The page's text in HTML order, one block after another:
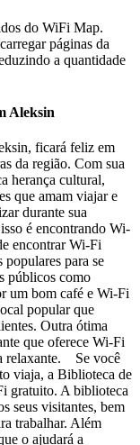
do WiFi Map.
páginas da
a quantidade
Aleksin
ficará feliz em
da região. Com sua
herança cultural,
que amam viajar e
durante sua
é encontrando Wi-
encontrar Wi-Fi
para se
públicos como
um bom café e Wi-Fi
popular que
Outra ótima
que oferece Wi-Fi
relaxante. Se você
viaja, a Biblioteca de
gratuito. A biblioteca
seus visitantes, bem
trabalhar. Além
o ajudará a